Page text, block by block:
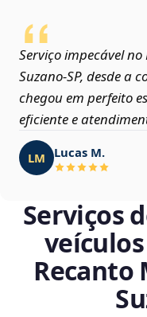
Serviço impecável no
Suzano‑SP, desde a
chegou em perfeito
eficiente e
LM Lucas M.
Serviços
Recanto